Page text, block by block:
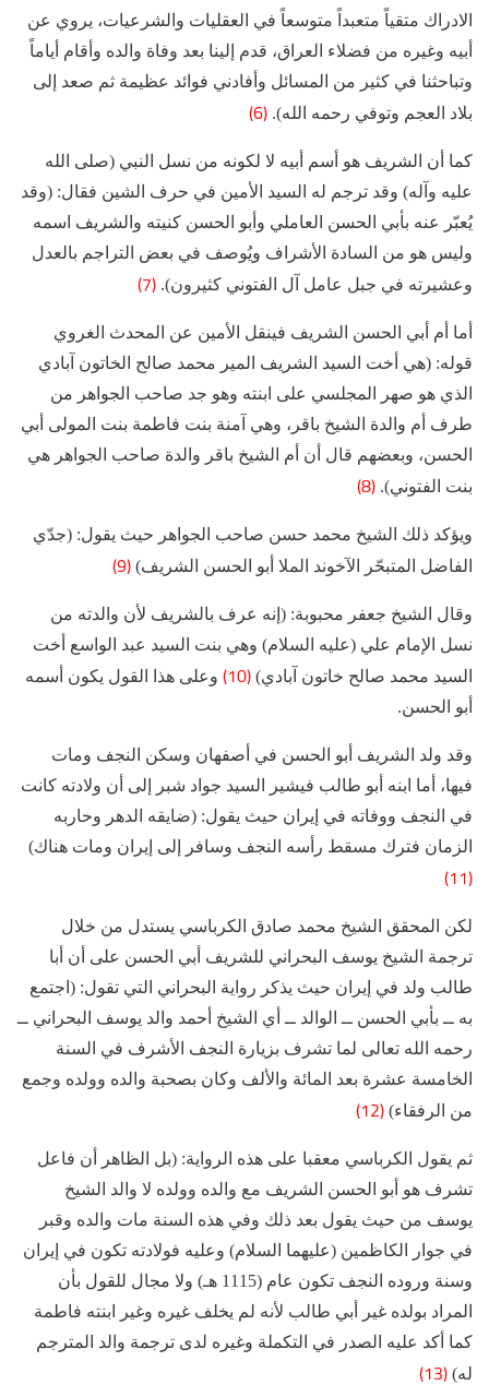
الادراك متقياً متعبداً متوسعاً في العقليات والشرعيات، يروي عن
أبيه وغيره من فضلاء العراق، قدم إلينا بعد وفاة والده وأقام أياماً
وتباحثنا في كثير من المسائل وأفادني فوائد عظيمة ثم صعد إلى
بلاد العجم وتوفي رحمه‌ الله). (6)
كما أن الشريف هو أسم أبيه لا لكونه من نسل النبي (صلى الله
عليه وآله) وقد ترجم له السيد الأمين في حرف الشين فقال: (وقد
يُعبّر عنه بأبي الحسن العاملي وأبو الحسن كنيته والشريف اسمه
وليس هو من السادة الأشراف ويُوصف في بعض التراجم بالعدل
وعشيرته في جبل عامل آل الفتوني كثيرون). (7)
أما أم أبي الحسن الشريف فينقل الأمين عن المحدث الغروي
قوله: (هي أخت السيد الشريف المير محمد صالح الخاتون آبادي
الذي هو صهر المجلسي على ابنته وهو جد صاحب الجواهر من
طرف أم والدة الشيخ باقر، وهي آمنة بنت فاطمة بنت المولى أبي
الحسن، وبعضهم قال أن أم الشيخ باقر والدة صاحب الجواهر هي
بنت الفتوني). (8)
ويؤكد ذلك الشيخ محمد حسن صاحب الجواهر حيث يقول: (جدّي
الفاضل المتبحّر الآخوند الملا أبو الحسن الشريف) (9)
وقال الشيخ جعفر محبوبة: (إنه عرف بالشريف لأن والدته من
نسل الإمام علي (عليه السلام) وهي بنت السيد عبد الواسع أخت
السيد محمد صالح خاتون آبادي) (10)
وعلى هذا القول يكون أسمه
أبو الحسن.
وقد ولد الشريف أبو الحسن في أصفهان وسكن النجف ومات
فيها، أما ابنه أبو طالب فيشير السيد جواد شبر إلى أن ولادته كانت
في النجف ووفاته في إيران حيث يقول: (ضايقه الدهر وحاربه
الزمان فترك مسقط رأسه النجف وسافر إلى إيران ومات هناك)
(11)
لكن المحقق الشيخ محمد صادق الكرباسي يستدل من خلال
ترجمة الشيخ يوسف البحراني للشريف أبي الحسن على أن أبا
طالب ولد في إيران حيث يذكر رواية البحراني التي تقول: (اجتمع
به ــ بأبي الحسن ــ الوالد ــ أي الشيخ أحمد والد يوسف البحراني ــ
رحمه الله تعالى لما تشرف بزيارة النجف الأشرف في السنة
الخامسة عشرة بعد المائة والألف وكان بصحبة والده وولده وجمع
من الرفقاء) (12)
ثم يقول الكرباسي معقبا على هذه الرواية: (بل الظاهر أن فاعل
تشرف هو أبو الحسن الشريف مع والده وولده لا والد الشيخ
يوسف من حيث يقول بعد ذلك وفي هذه السنة مات والده وقبر
في جوار الكاظمين (عليهما السلام) وعليه فولادته تكون في إيران
وسنة وروده النجف تكون عام (1115 هـ) ولا مجال للقول بأن
المراد بولده غير أبي طالب لأنه لم يخلف غيره وغير ابنته فاطمة
كما أكد عليه الصدر في التكملة وغيره لدى ترجمة والد المترجم
له) (13)